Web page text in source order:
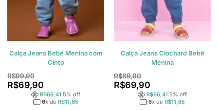
Calça Jeans Bebê Menina com
Cinto
R$99,90
R$69,90
R$66,41 5% off
6x de R$11,65
Calça Jeans Clochard Bebê
Menina
R$89,90
R$69,90
R$66,41 5% off
6x de R$11,65